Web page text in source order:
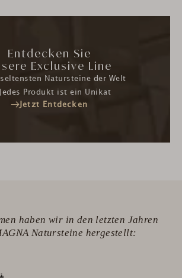
Entdecken Sie
Exclusive Line
seltensten Natursteine der Welt
Jedes Produkt ist ein Unikat
Jetzt Entdecken
haben wir in den letzten Jahren
Natursteine hergestellt: